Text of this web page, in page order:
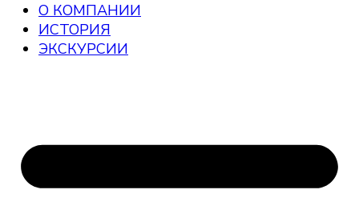
О КОМПАНИИ
ИСТОРИЯ
ЭКСКУРСИИ